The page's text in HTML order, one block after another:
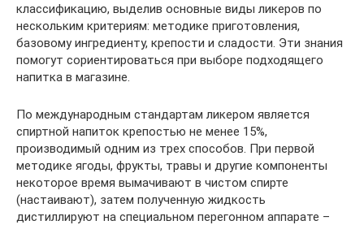
классификацию, выделив основные виды ликеров по
нескольким критериям: методике приготовления,
базовому ингредиенту, крепости и сладости. Эти знания
помогут сориентироваться при выборе подходящего
напитка в магазине.
По международным стандартам ликером является
спиртной напиток крепостью не менее 15%,
производимый одним из трех способов. При первой
методике ягоды, фрукты, травы и другие компоненты
некоторое время вымачивают в чистом спирте
(настаивают), затем полученную жидкость
дистиллируют на специальном перегонном аппарате –